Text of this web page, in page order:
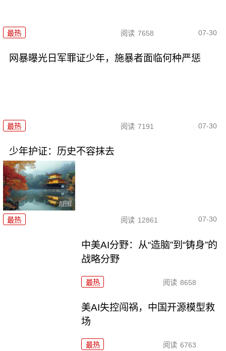
最热 阅读 7658 07-30
网暴曝光日军罪证少年，施暴者面临何种严惩
最热 阅读 7191 07-30
少年护证：历史不容抹去
最热 阅读 12861 07-30
中美AI分野：从“造脑”到“铸身”的
战略分野
最热 阅读 8658
美AI失控闯祸，中国开源模型救
场
最热 阅读 6763